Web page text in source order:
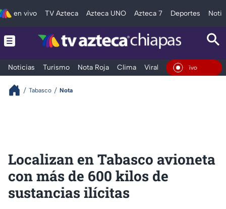
en vivo TV Azteca Azteca UNO Azteca 7 Deportes
Noticias Turismo Nota Roja Clima Viral y Tendencia
En Vivo
Tabasco Nota
Localizan en Tabasco avioneta
con más de 600 kilos de
sustancias ilícitas